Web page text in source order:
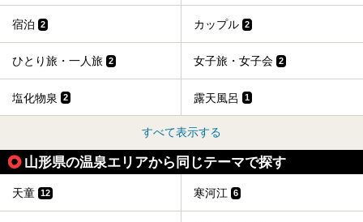
宿泊 2 カップル 2
ひとり旅・一人旅 2 女子旅・女子会 2
塩化物泉 2 露天風呂 1
すべて表示する
山形県の温泉エリアから同じテーマで探す
天童 12 寒河江 6